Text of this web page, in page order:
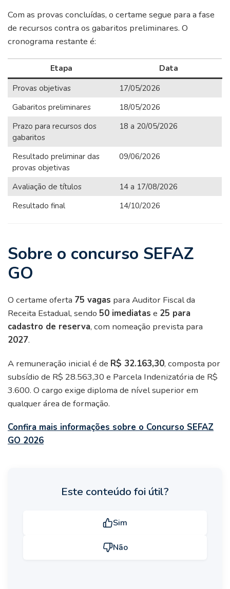
Com as provas concluídas, o certame segue para a fase
de recursos contra os gabaritos preliminares. O
cronograma restante é:
Etapa
Data
Provas objetivas
17/05/2026
Gabaritos preliminares
18/05/2026
Prazo para recursos dos
gabaritos
18 a 20/05/2026
Resultado preliminar das
provas objetivas
09/06/2026
Avaliação de títulos
14 a 17/08/2026
Resultado final
14/10/2026
Sobre o concurso SEFAZ
GO
O certame oferta 75 vagas para Auditor Fiscal da
Receita Estadual, sendo 50 imediatas e 25 para
cadastro de reserva, com nomeação prevista para
2027.
A remuneração inicial é de R$ 32.163,30, composta por
subsídio de R$ 28.563,30 e Parcela Indenizatória de R$
3.600. O cargo exige diploma de nível superior em
qualquer área de formação.
Confira mais informações sobre o Concurso SEFAZ
GO 2026
Este conteúdo foi útil?
Sim
Não